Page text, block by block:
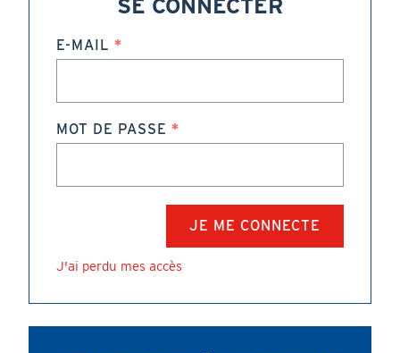
SE CONNECTER
E-MAIL
MOT DE PASSE
J'ai perdu mes accès